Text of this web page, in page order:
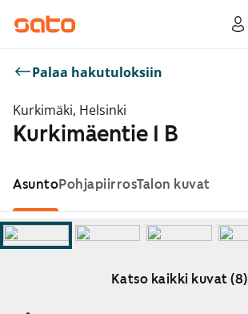
Palaa hakutuloksiin
Kurkimäki, Helsinki
Kurkimäentie 1 B
AsuntoPohjapiirrosTalon kuvat
Katso kaikki kuvat (8)